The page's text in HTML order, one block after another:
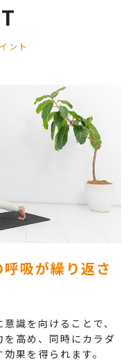
ント
吸が繰り返さ
識を向けることで、
高め、同時にカラダ
果を得られます。